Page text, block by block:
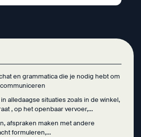
en grammatica die je nodig hebt om
alledaagse situaties zoals in de winkel,
, op het openbaar vervoer,…
afspraken maken met andere
formuleren,…